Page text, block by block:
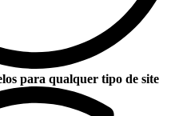
para qualquer tipo de site